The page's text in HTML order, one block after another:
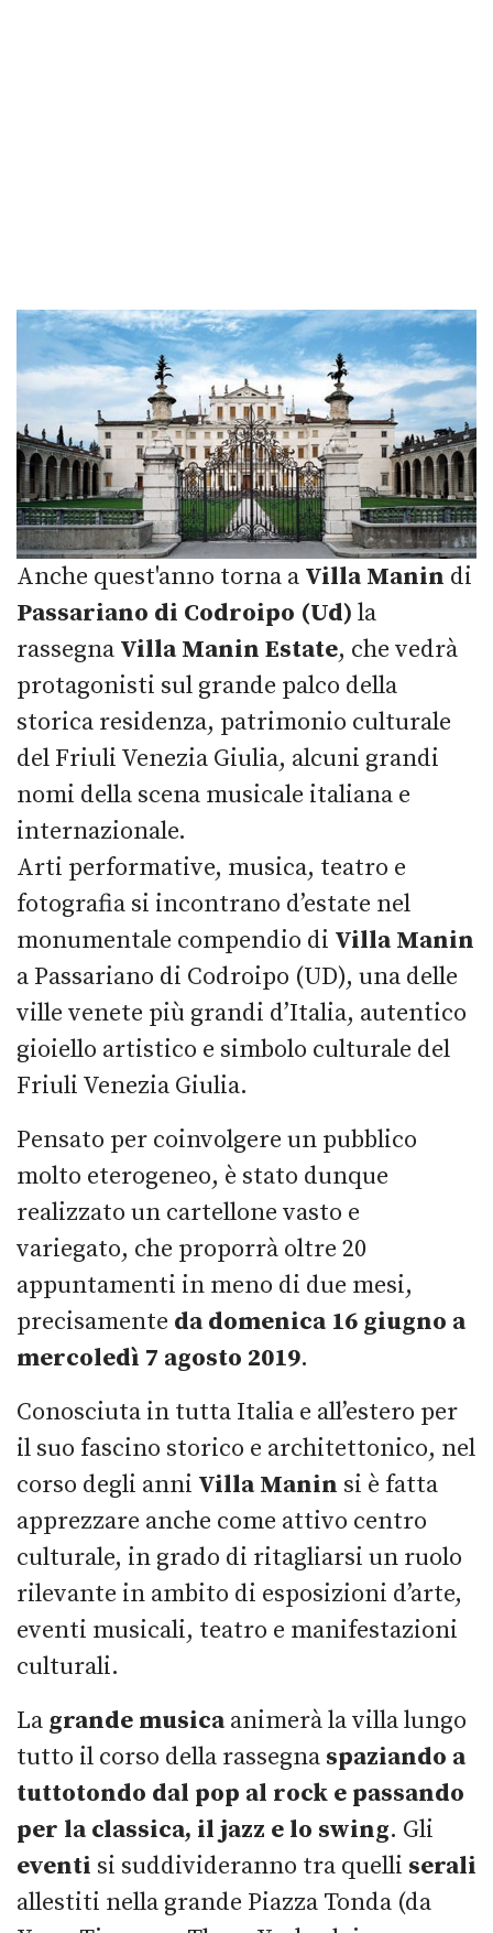
Anche quest'anno torna a Villa Manin di
Passariano di Codroipo (Ud) la
rassegna Villa Manin Estate, che vedrà
protagonisti sul grande palco della
storica residenza, patrimonio culturale
del Friuli Venezia Giulia, alcuni grandi
nomi della scena musicale italiana e
internazionale.
Arti performative, musica, teatro e
fotografia si incontrano d’estate nel
monumentale compendio di Villa Manin
a Passariano di Codroipo (UD), una delle
ville venete più grandi d’Italia, autentico
gioiello artistico e simbolo culturale del
Friuli Venezia Giulia.
Pensato per coinvolgere un pubblico
molto eterogeneo, è stato dunque
realizzato un cartellone vasto e
variegato, che proporrà oltre 20
appuntamenti in meno di due mesi,
precisamente da domenica 16 giugno a
mercoledì 7 agosto 2019.
Conosciuta in tutta Italia e all’estero per
il suo fascino storico e architettonico, nel
corso degli anni Villa Manin si è fatta
apprezzare anche come attivo centro
culturale, in grado di ritagliarsi un ruolo
rilevante in ambito di esposizioni d’arte,
eventi musicali, teatro e manifestazioni
culturali.
La grande musicaanimerà la villa lungo
tutto il corso della rassegna spaziando a
tuttotondo dal pop al rock e passando
per la classica, il jazz e lo swing. Gli
eventi si suddivideranno tra quelli serali
allestiti nella grande Piazza Tonda (da